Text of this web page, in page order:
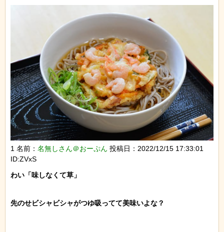
1 名前： 名無しさん＠おーぷん 投稿日：2022/12/15 17:33:01
ID:ZVxS
わい「味しなくて草」
先のせビシャビシャがつゆ吸ってて美味いよな？